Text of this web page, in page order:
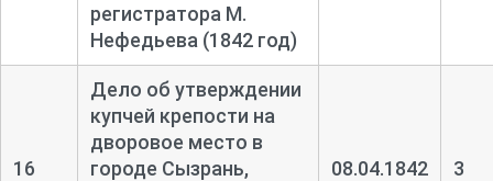
регистратора М.
Нефедьева (1842 год)
16
Дело об утверждении
купчей крепости на
дворовое место в
городе Сызрань,
08.04.1842 3